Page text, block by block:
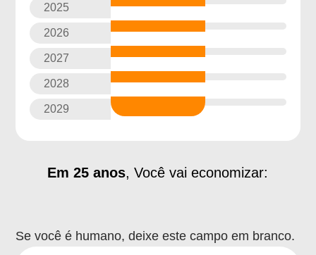
2025
2026
2027
2028
2029
Em 25 anos, Você vai economizar:
Se você é humano, deixe este campo em branco.